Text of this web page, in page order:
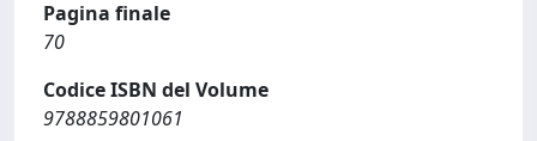
Pagina finale
70
Codice ISBN del Volume
9788859801061